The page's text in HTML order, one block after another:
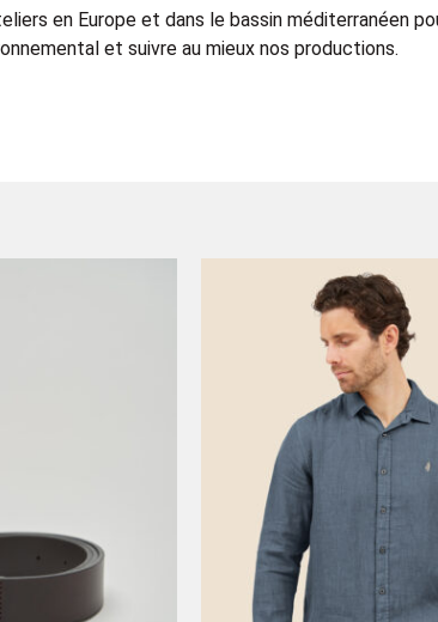
en Europe et dans le bassin méditerranéen
et suivre au mieux nos productions.